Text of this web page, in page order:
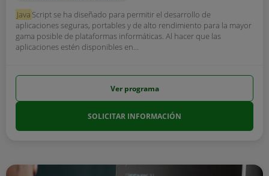
Java Script se ha diseñado para permitir el desarrollo de
aplicaciones seguras, portables y de alto rendimiento para la mayor
gama posible de plataformas informáticas. Al hacer que las
aplicaciones estén disponibles en...
Ver programa
SOLICITAR INFORMACIÓN